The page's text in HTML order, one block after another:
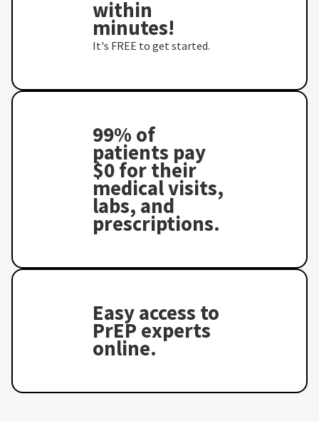
within
minutes!
It's FREE to get started.
99% of
patients pay
$0 for their
medical visits,
labs, and
prescriptions.
Easy access to
PrEP experts
online.